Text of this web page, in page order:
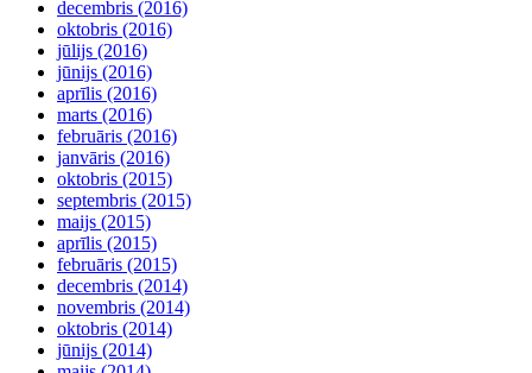
decembris (2016)
oktobris (2016)
jūlijs (2016)
jūnijs (2016)
aprīlis (2016)
marts (2016)
februāris (2016)
janvāris (2016)
oktobris (2015)
septembris (2015)
maijs (2015)
aprīlis (2015)
februāris (2015)
decembris (2014)
novembris (2014)
oktobris (2014)
jūnijs (2014)